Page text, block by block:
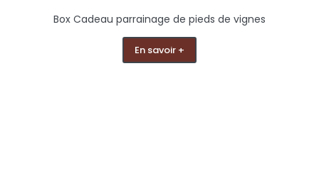
Box Cadeau parrainage de pieds de vignes
En savoir +